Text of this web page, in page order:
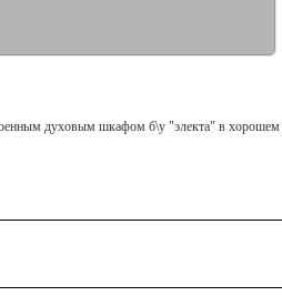
духовым шкафом б\у "электа" в